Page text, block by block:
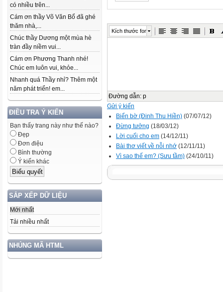
có nhiều trên...
Cám ơn thầy Võ Văn Bổ đã ghé
thăm nhà,...
Chúc thầy Dương một mùa hè
tràn đầy niềm vui...
Cám ơn Phương Thanh nhé!
Chúc em luôn vui, khỏe...
Nhanh quá Thầy nhỉ? Thêm một
năm phát triển! em...
ĐIỀU TRA Ý KIẾN
Bạn thấy trang này như thế nào?
Đẹp
Đơn điệu
Bình thường
Ý kiến khác
SẮP XẾP DỮ LIỆU
Mới nhất
Tải nhiều nhất
NHÚNG MÃ HTML
Kích thước font
Đường dẫn: p
Gửi ý kiến
Biển bờ (Đinh Thu Hiền) (07/07/12)
Đừng tưởng (18/03/12)
Lời cuối cho em (14/12/11)
Bài thơ viết về nỗi nhớ (12/11/11)
Vì sao thế em? (Sưu tầm) (24/10/11)